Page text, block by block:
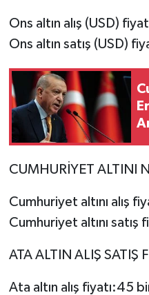
Ons altın alış (USD)
Ons altın satış (USD)
CUMHURİYET ALTINI
Cumhuriyet altını alış
Cumhuriyet altını
ATA ALTIN ALIŞ SATIŞ
Ata altın alış fiyatı:45